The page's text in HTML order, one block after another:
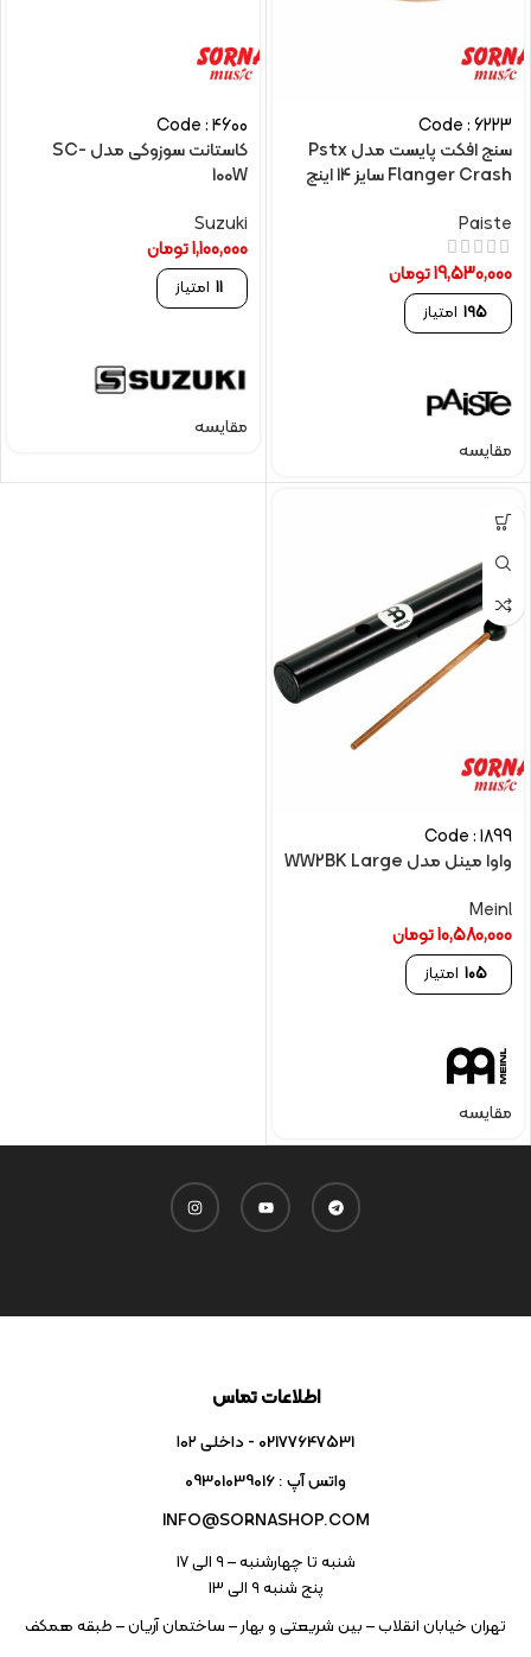
Code : 6223
سنج افکت پایست مدل Pstx
Flanger Crash سایز 14 اینچ
Paiste
19,530,000تومان
195 امتیاز
مقایسه
Code : 4600
کاستانت سوزوکی مدل SC-
100W
Suzuki
1,100,000تومان
11 امتیاز
مقایسه
Code : 1899
واوا مینل مدل WW2BK Large
Meinl
10,580,000تومان
105 امتیاز
مقایسه
اطلاعات تماس
02177647531 - داخلی ۱۰۲
واتس آپ : 09301039016
INFO@SORNASHOP.COM
شنبه تا چهارشنبه – ۹ الی 17
پنج شنبه ۹ الی 13
تهران خیابان انقلاب – بین شریعتی و بهار – ساختمان آریان – طبقه همکف